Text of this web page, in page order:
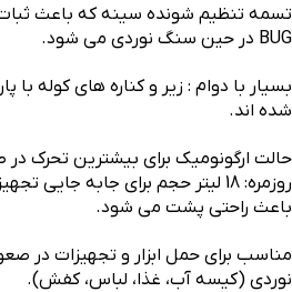
تسمه تنظیم شونده سینه که باعث
BUG در حین سنگ نوردی می شود.
بسیار با دوام : زیر و کناره های کوله
شده اند.
حالت ارگونومیک برای بیشترین تحرک
روزمره: 18 لیتر حجم برای جابه
باعث راحتی پشت می شود.
مناسب برای حمل ابزار و تجهیزات در
نوردی (کیسه آب، غذا، لباس، کفش).